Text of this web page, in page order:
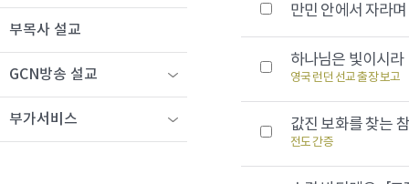
만민 안에서 자라
하나님은 빛이시
영국 런던 선교 출장 보고
값진 보화를 찾는
전도 간증
부목사 설교
GCN방송 설교
부가서비스